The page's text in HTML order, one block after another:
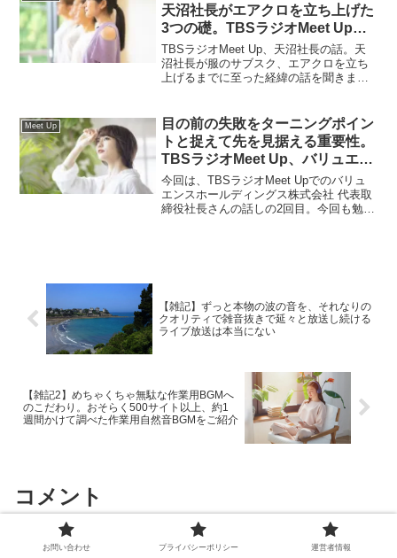
天沼社長がエアクロを立ち上げた
3つの礎。TBSラジオMeet Up株
式会社エアークローゼット天沼聰
社長の話
TBSラジオMeet Up、天沼社長の話。天
沼社長が服のサブスク、エアクロを立ち
上げるまでに至った経緯の話を聞きまし
れは参考になりました。
Meet Up
目の前の失敗をターニングポイン
トと捉えて先を見据える重要性。
TBSラジオMeet Up、バリュエン
スホールディングス株式会社 代
表取締役社長さんの話し2
今回は、TBSラジオMeet Upでのバリュ
エンスホールディングス株式会社 代表取
締役社長さんの話しの2回目。今回も勉強
【雑記】ずっと本物の波の音を、それなりの
クオリティで雑音抜きで延々と放送し続ける
ライブ放送は本当にない
【雑記2】めちゃくちゃ無駄な作業用BGMへ
のこだわり。おそらく500サイト以上、約1
週間かけて調べた作業用自然音BGMをご紹介
コメント
コメントを書き込む
お問い合わせ プライバシーポリシー 運営者情報